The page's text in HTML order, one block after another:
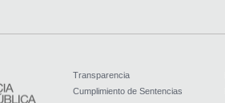
Transparencia
Cumplimiento de Sentencias